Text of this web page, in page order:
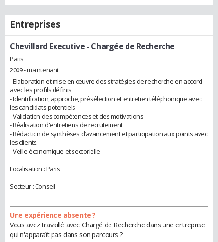
Entreprises
Chevillard Executive - Chargée de Recherche
Paris
2009 - maintenant
- Elaboration et mise en œuvre des stratégies de recherche en accord
avec les profils définis
- Identification, approche, présélection et entretien téléphonique avec
les candidats potentiels
- Validation des compétences et des motivations
- Réalisation d'entretiens de recrutement
- Rédaction de synthèses d’avancement et participation aux points avec
les clients.
- Veille économique et sectorielle
Localisation : Paris
Secteur : Conseil
Une expérience absente ?
Vous avez travaillé avec Chargé de Recherche dans une entreprise
qui n'apparaît pas dans son parcours ?